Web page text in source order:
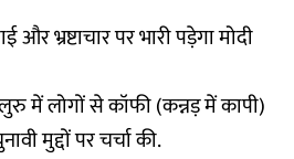
और भ्रष्टाचार पर भारी पड़ेगा मोदी
में लोगों से कॉफी (कन्नड़ में कापी)
मुद्दों पर चर्चा की.